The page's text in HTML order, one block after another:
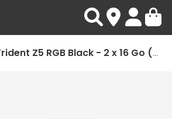
G.Skill Trident Z5 RGB Black - 2 x 16 Go (32 Go) - DDR5 6000 MHz - CL30